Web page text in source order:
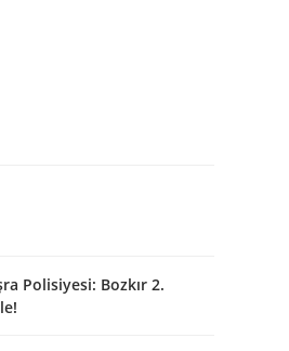
Polisiyesi: Bozkır 2.